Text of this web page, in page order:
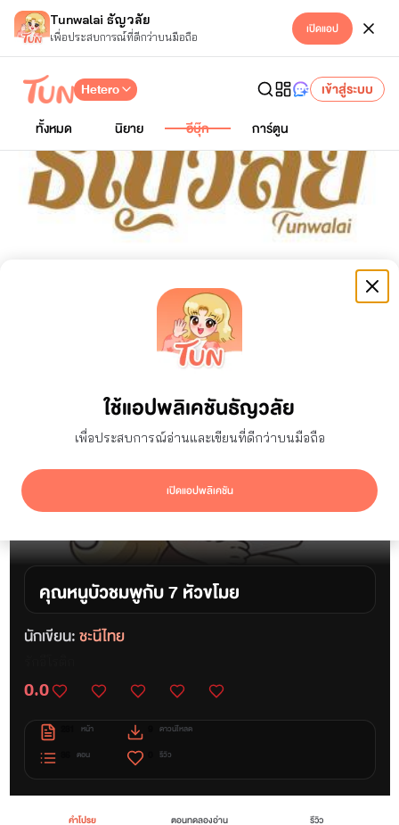
Tunwalai ธัญวลัย
เพื่อประสบการณ์ที่ดีกว่าบนมือถือ เปิดแอป
ใช้แอปพลิเคชันธัญวลัย
เพื่อประสบการณ์อ่านและเขียนที่ดีกว่าบนมือถือ
เปิดแอปพลิเคชัน
Hetero
เข้าสู่ระบบ
ทั้งหมด
นิยาย อีบุ๊ก การ์ตูน
คุณหนูบัวชมพูกับ 7 หัวขโมย
นักเขียน:ชะนีไทย
0.0
หน้า
ตอน
ดาวน์โหลด
รีวิว
คำโปรย ตอนทดลองอ่าน รีวิว